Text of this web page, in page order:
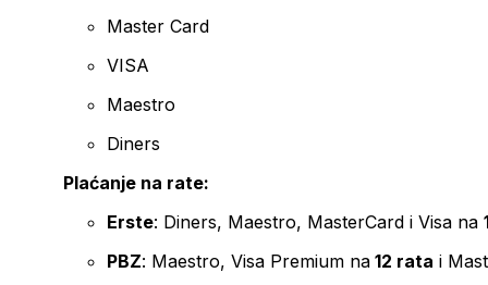
Master Card
VISA
Maestro
Diners
Plaćanje na rate:
Erste: Diners, Maestro, MasterCard i Visa na
PBZ: Maestro, Visa Premium na 12 rata i